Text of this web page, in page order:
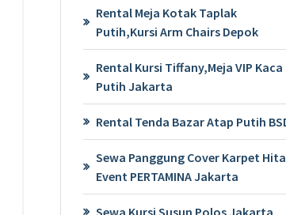
Rental Meja Kotak Taplak
Putih,Kursi Arm Chairs Depok
Rental Kursi Tiffany,Meja VIP Kaca
Putih Jakarta
Rental Tenda Bazar Atap Putih
Sewa Panggung Cover Karpet
Event PERTAMINA Jakarta
Sewa Kursi Susun Polos Jakarta